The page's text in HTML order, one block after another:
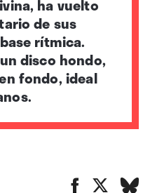
ha vuelto
de sus
rítmica.
disco hondo,
fondo, ideal